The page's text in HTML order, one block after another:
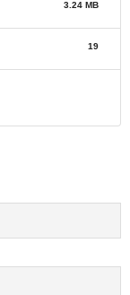
3.24 MB
19